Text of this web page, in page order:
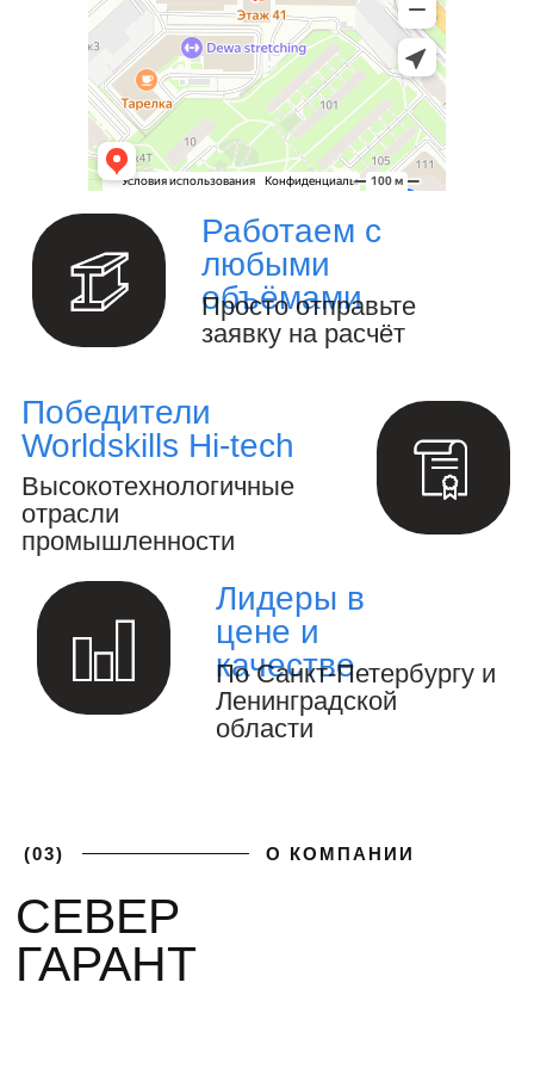
Ваш надёжный партнёр в реализации
уникальных проектов. Наша команда
опытных специалистов, готова
воплотить в жизнь самые смелые идеи
и проекты. Мы предлагаем широкий
спектр услуг по проектированию и
изделий любой сложности под ключ.
Изготовление металлоизделий и
металлоконструкций.
Полный цикл обработки металла и
Производство инженерных расчётов
и анализ конструкций.
Создание 3D-модели и выпуск
конструкторской документации.
Осуществление авторского надзора
за реализацией проекта.